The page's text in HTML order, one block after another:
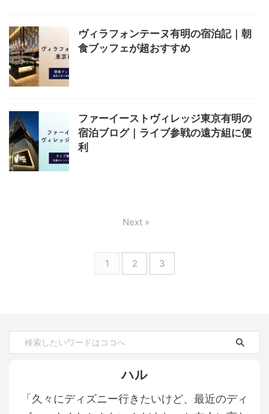
ヴィラフォンテーヌ有明の宿泊記｜朝
食ブッフェが超おすすめ
ファーイーストヴィレッジ東京有明の
宿泊ブログ｜ライブ参戦の遠方組に便
利
1 2 3
Next »
ハル
「久々にディズニー行きたいけど、最近のディ